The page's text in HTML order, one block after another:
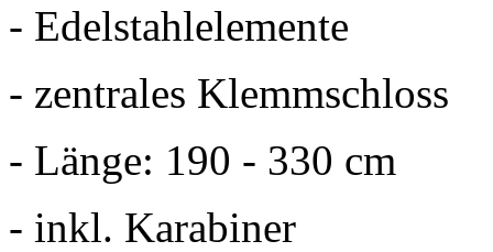
- Edelstahlelemente
- zentrales Klemmschloss
- Länge: 190 - 330 cm
- inkl. Karabiner